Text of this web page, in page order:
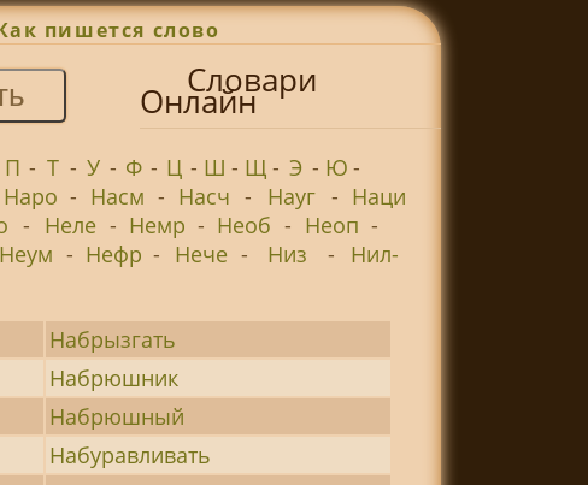
пишется слово
Словари
Онлайн
П - Т - У - Ф - Ц - Ш - Щ- Э - Ю-
Наро - Насм - Насч - Науг - Наци
- Неле - Немр - Необ - Неоп -
Неум - Нефр - Нече - Низ -
Нил-
Набрызгать
Набрюшник
Набрюшный
Набуравливать